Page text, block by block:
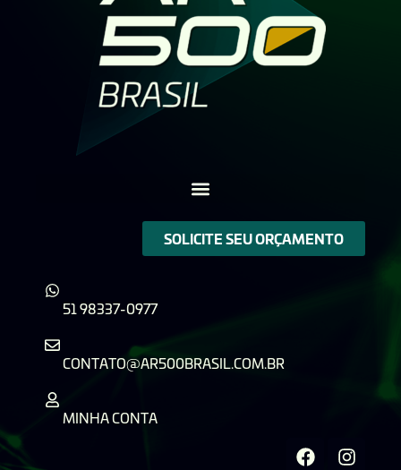
SOLICITE SEU ORÇAMENTO
51 98337-0977
CONTATO@AR500BRASIL.COM.BR
MINHA CONTA